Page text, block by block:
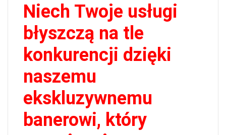
Niech Twoje usługi
błyszczą na tle
konkurencji dzięki
naszemu
ekskluzywnemu
banerowi, który